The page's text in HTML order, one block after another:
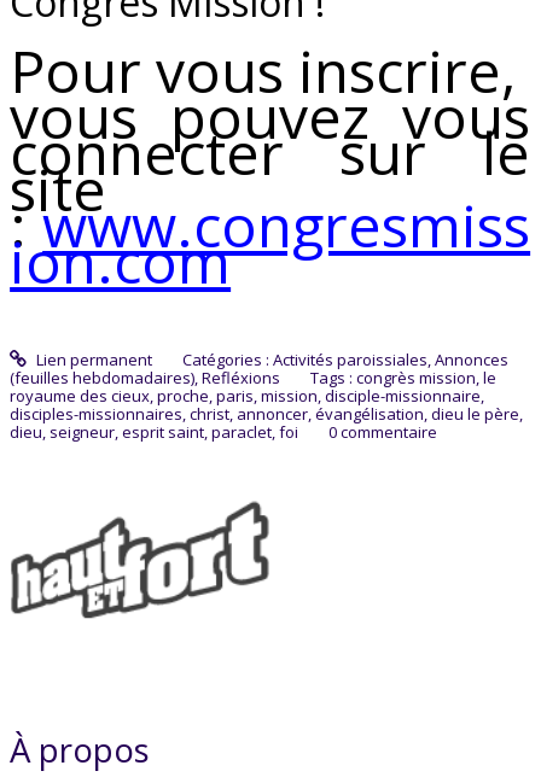
Pour vous inscrire,
vous pouvez vous
connecter sur le
site
:www.congresmiss
ion.com
Lien permanent Catégories : Activités paroissiales Annonces
(feuilles hebdomadaires) ,Refléxions Tags : congrès mission le
royaume des cieux ,proche ,paris ,mission ,disciple-missionnaire
disciples-missionnaires ,christ annoncer ,évangélisation ,dieu le père
dieu seigneur ,esprit saint ,paraclet ,foi 0commentaire
À propos